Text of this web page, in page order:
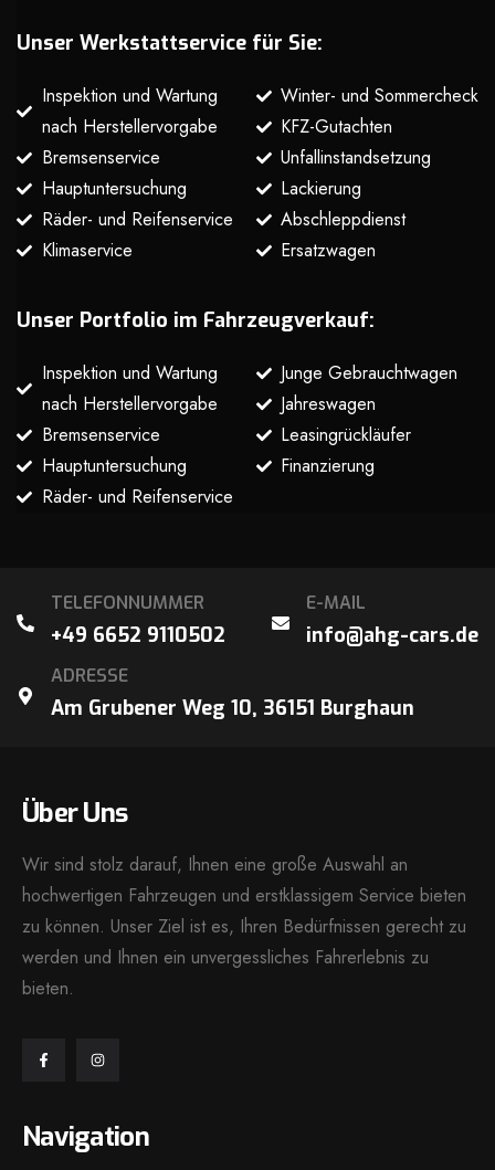
Unser Werkstattservice für Sie:
Inspektion und Wartung
nach Herstellervorgabe
Bremsenservice
Hauptuntersuchung
Räder- und Reifenservice
Klimaservice
Winter- und Sommercheck
KFZ-Gutachten
Unfallinstandsetzung
Lackierung
Abschleppdienst
Ersatzwagen
Unser Portfolio im Fahrzeugverkauf:
Inspektion und Wartung
nach Herstellervorgabe
Bremsenservice
Hauptuntersuchung
Räder- und Reifenservice
Junge Gebrauchtwagen
Jahreswagen
Leasingrückläufer
Finanzierung
TELEFONNUMMER
+49 6652 9110502
E-MAIL
info@ahg-cars.de
ADRESSE
Am Grubener Weg 10, 36151 Burghaun
Über Uns
Wir sind stolz darauf, Ihnen eine große Auswahl an
hochwertigen Fahrzeugen und erstklassigem Service bieten
zu können. Unser Ziel ist es, Ihren Bedürfnissen gerecht zu
werden und Ihnen ein unvergessliches Fahrerlebnis zu
bieten.
Navigation